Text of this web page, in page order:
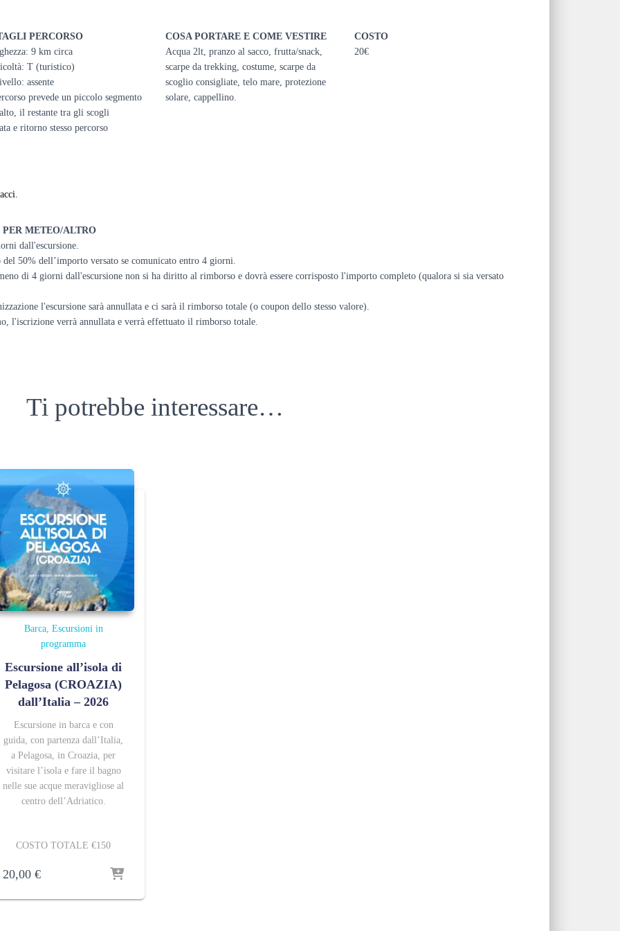
PERCORSO
9 km circa
T (turistico)
assente
prevede un piccolo segmento
il restante tra gli scogli
e ritorno stesso percorso
COSA PORTARE E COME VESTIRE
Acqua 2lt, pranzo al sacco, frutta/snack,
scarpe da trekking, costume, scarpe da
scoglio consigliate, telo mare, protezione
solare, cappellino.
COSTO
20€
METEO/ALTRO
dall'escursione.
50% dell’importo versato se comunicato entro 4 giorni.
di 4 giorni dall'escursione non si ha diritto al rimborso e dovrà essere corrisposto l'importo completo (qualora si sia versato
l'escursione sarà annullata e ci sarà il rimborso totale (o coupon dello stesso valore).
l'iscrizione verrà annullata e verrà effettuato il rimborso totale.
Ti potrebbe interessare…
Barca Escursioni in
programma
Escursione all’isola di
Pelagosa (CROAZIA)
dall’Italia – 2026
Escursione in barca e con
guida, con partenza dall’Italia,
a Pelagosa, in Croazia, per
visitare l’isola e fare il bagno
nelle sue acque meravigliose al
centro dell’Adriatico.
COSTO TOTALE €150
20,00 €